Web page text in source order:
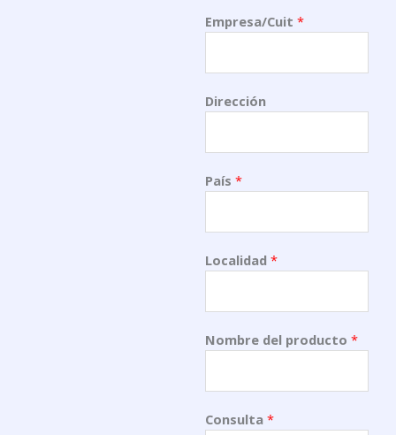
Empresa/Cuit*
Dirección
País*
Localidad*
Nombre del producto*
Consulta*